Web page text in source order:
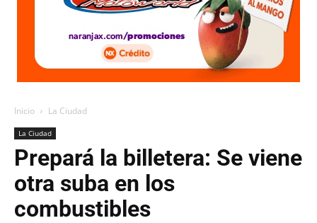
Inicio La Ciudad
La Ciudad
Prepará la billetera: Se viene
otra suba en los
combustibles